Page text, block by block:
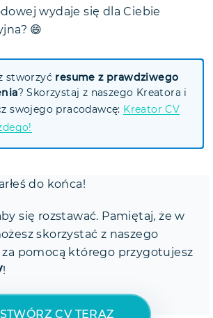
wydaje się dla Ciebie
😄
stworzyć resume z prawdziwego
? Skorzystaj z naszego Kreatora i
swojego pracodawcę: Kreator CV
do końca!
się rozstawać. Pamiętaj, że w
skorzystać z naszego
za pomocą którego przygotujesz
!
STWÓRZ CV TERAZ